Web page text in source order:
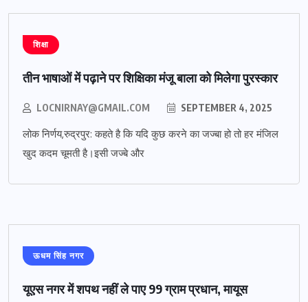
शिक्षा
तीन भाषाओं में पढ़ाने पर शिक्षिका मंजू बाला को मिलेगा पुरस्कार
LOCNIRNAY@GMAIL.COM SEPTEMBER 4, 2025
लोक निर्णय,रुद्रपुर: कहते है कि यदि कुछ करने का जज्बा हो तो हर मंजिल
खुद कदम चूमती है।इसी जज्बे और
ऊधम सिंह नगर
यूएस नगर में शपथ नहीं ले पाए 99 ग्राम प्रधान, मायूस